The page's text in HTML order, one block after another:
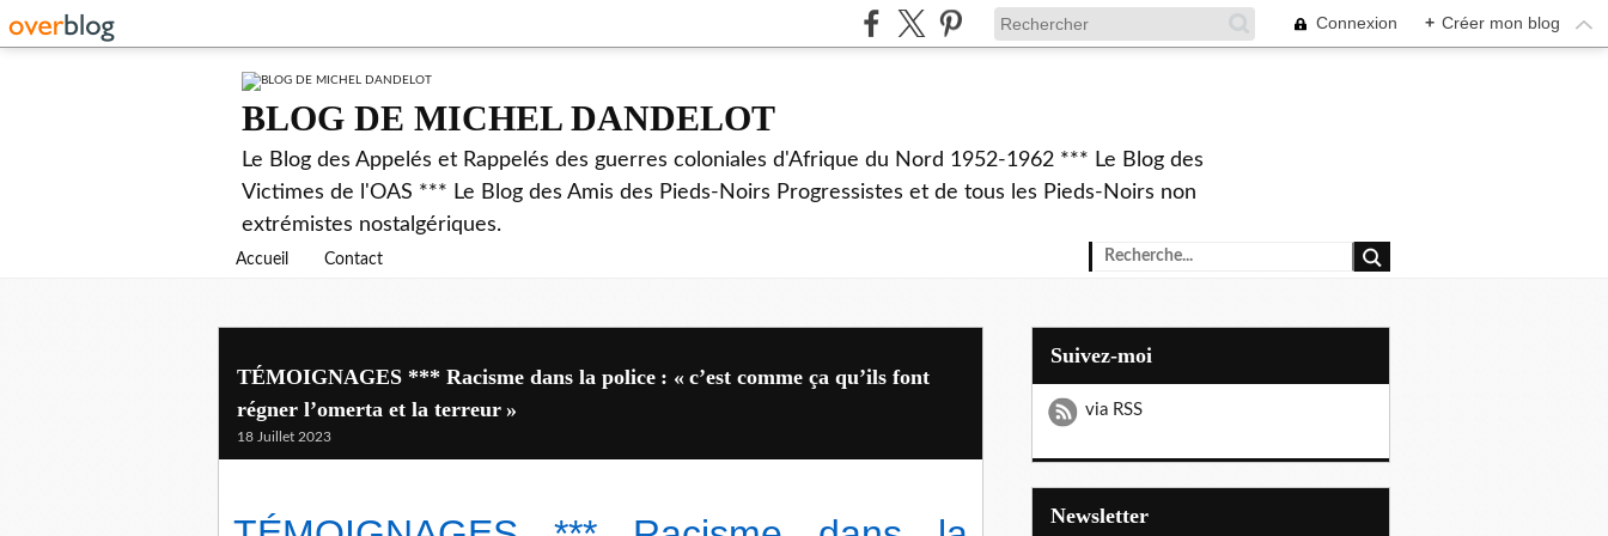
Connexion + Créer mon blog
BLOG DE MICHEL DANDELOT
Le Blog des Appelés et Rappelés des guerres coloniales d'Afrique du Nord 1952-1962 *** Le Blog des
Victimes de l'OAS *** Le Blog des Amis des Pieds-Noirs Progressistes et de tous les Pieds-Noirs non
extrémistes nostalgériques.
Accueil Contact
TÉMOIGNAGES *** Racisme dans la police : « c’est comme ça qu’ils font
régner l’omerta et la terreur »
18 Juillet 2023
Suivez-moi
via RSS
Newsletter